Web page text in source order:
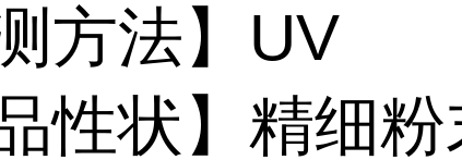
方法】UV
品性状】精细